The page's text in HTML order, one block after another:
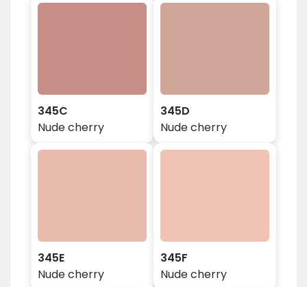
345C
Nude cherry
345D
Nude cherry
345E
Nude cherry
345F
Nude cherry